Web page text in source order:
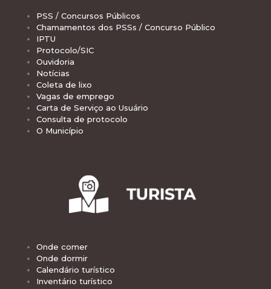
PSS / Concursos Públicos
Chamamentos dos PSSs / Concurso Público
IPTU
Protocolo/SIC
Ouvidoria
Notícias
Coleta de lixo
Vagas de emprego
Carta de Serviço ao Usuário
Consulta de protocolo
O Município
Onde comer
Onde dormir
Calendário turístico
Inventário turístico